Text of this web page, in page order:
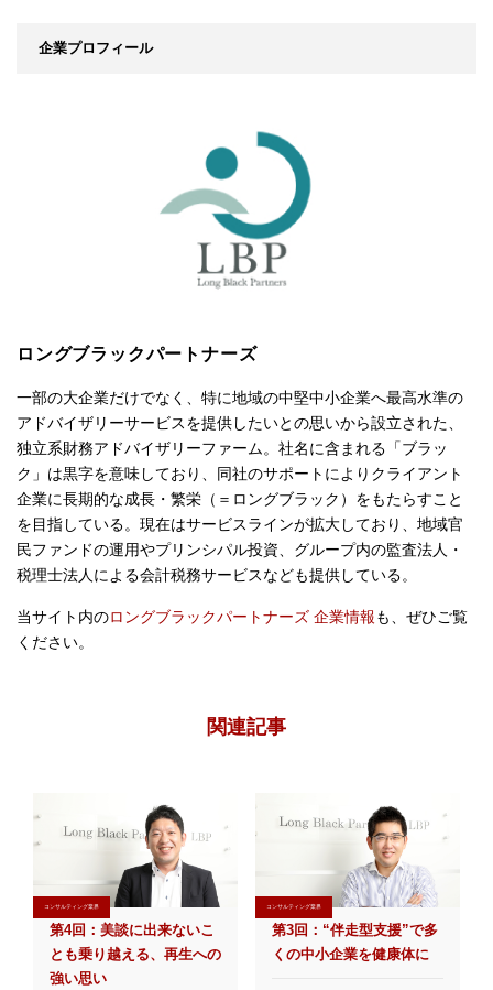
企業プロフィール
ロングブラックパートナーズ
一部の大企業だけでなく、特に地域の中堅中小企業へ最高水準の
アドバイザリーサービスを提供したいとの思いから設立された、
独立系財務アドバイザリーファーム。社名に含まれる「ブラッ
ク」は黒字を意味しており、同社のサポートによりクライアント
企業に長期的な成長・繁栄（＝ロングブラック）をもたらすこと
を目指している。現在はサービスラインが拡大しており、地域官
民ファンドの運用やプリンシパル投資、グループ内の監査法人・
税理士法人による会計税務サービスなども提供している。
当サイト内のロングブラックパートナーズ 企業情報も、ぜひご覧
ください。
関連記事
コンサルティング業界
第4回：美談に出来ないこ
とも乗り越える、再生への
強い思い
コンサルティング業界
第3回：“伴走型支援”で多
くの中小企業を健康体に